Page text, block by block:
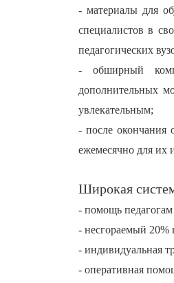
- материалы для
специалистов в
педагогических
- обширный
дополнительных
увлекательным;
- после окончания
ежемесячно для их
Широкая
- помощь
- несгораемый
- индивидуальная
- оперативная